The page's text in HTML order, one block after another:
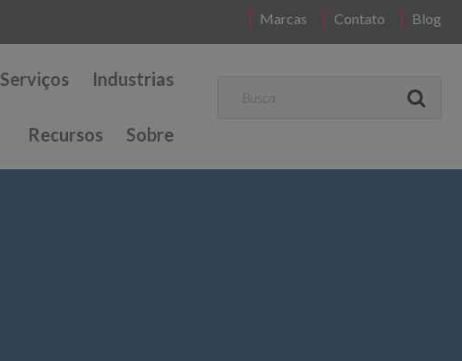
Marcas Contato Blog
Serviços Industrias
Recursos Sobre